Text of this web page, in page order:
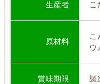
生産者 こ
原材料
こ
ウ
賞味期限 製